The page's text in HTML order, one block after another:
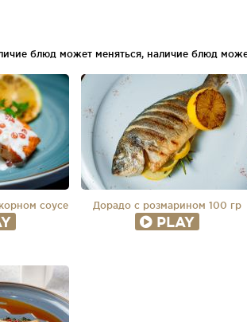
блюд может меняться, наличие блюд
соусе Дорадо с розмарином 100 гр
PLAY